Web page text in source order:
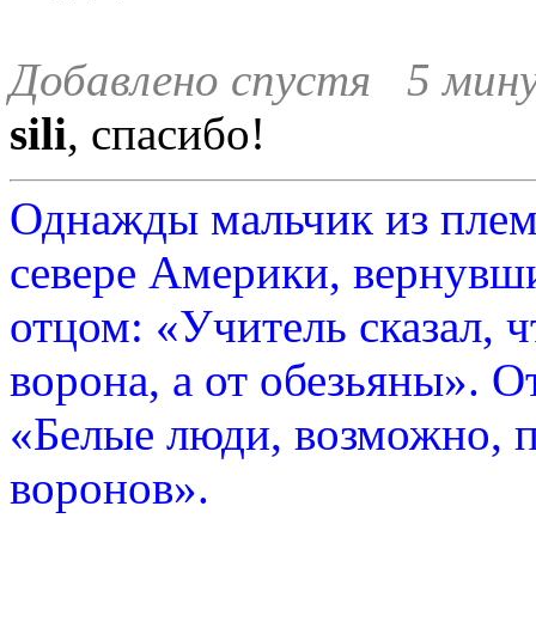
Добавлено спустя 5
sili, спасибо!
Однажды мальчик из
севере Америки,
отцом: «Учитель сказал,
ворона, а от обезьяны».
«Белые люди, возможно,
воронов».